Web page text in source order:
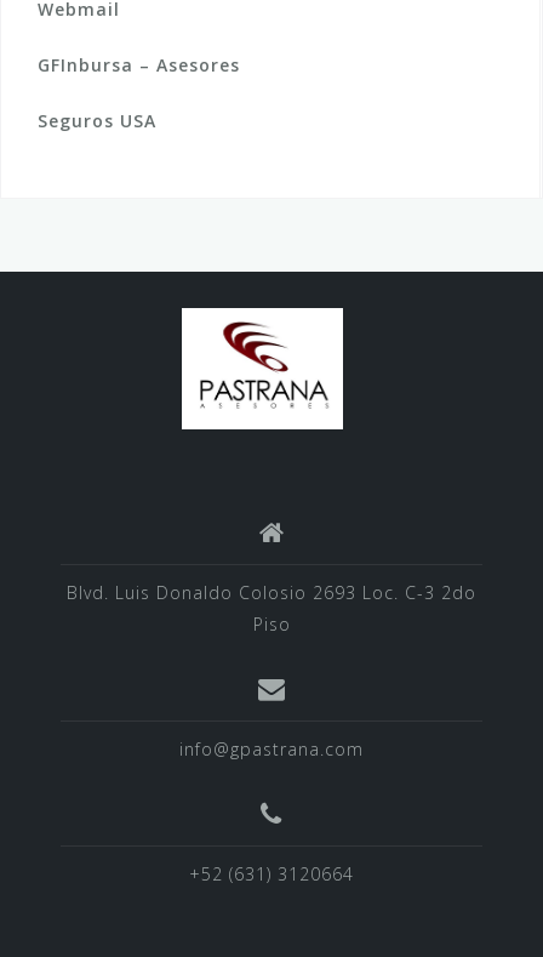
Webmail
GFInbursa – Asesores
Seguros USA
Blvd. Luis Donaldo Colosio 2693 Loc. C-3 2do
Piso
info@gpastrana.com
+52 (631) 3120664